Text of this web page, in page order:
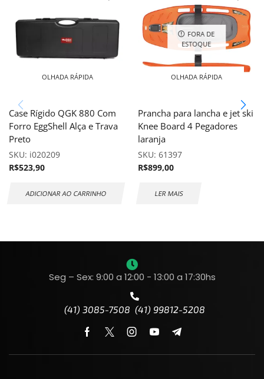
OLHADA RÁPIDA
Case Rígido QGK 880 Com
Forro EggShell Alça e Trava
Preto
SKU: i020209
R$523,90
ADICIONAR AO CARRINHO
FORA DE
ESTOQUE
OLHADA RÁPIDA
Prancha para lancha e jet ski
Knee Board 4 Pegadores
laranja
SKU: 61397
R$899,00
LER MAIS
Seg – Sex: 9:00 a 12:00 - 13:00 a 17:30hs
(41) 3085-7508 (41) 99812-5208